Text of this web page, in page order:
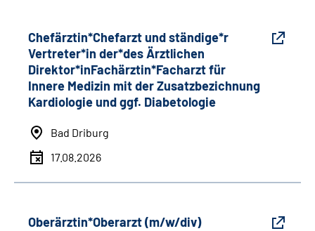
Chefärztin*Chefarzt und ständige*r
Vertreter*in der*des Ärztlichen
Direktor*inFachärztin*Facharzt für
Innere Medizin mit der Zusatzbezichnung
Kardiologie und ggf. Diabetologie
Bad Driburg
17.08.2026
Oberärztin*Oberarzt (m/w/div)